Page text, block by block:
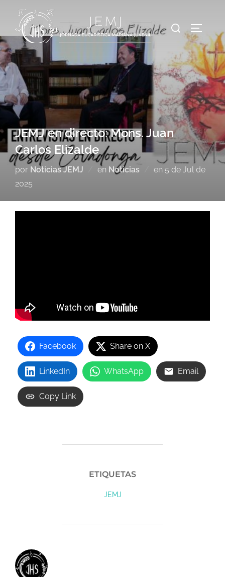
JEMJ en directo: Mons. Juan
Carlos Elizalde
por Noticias JEMJ en Noticias en 5 de Jul de
2025
Facebook Share on X
LinkedIn WhatsApp Email
Copy Link
ETIQUETAS
JEMJ